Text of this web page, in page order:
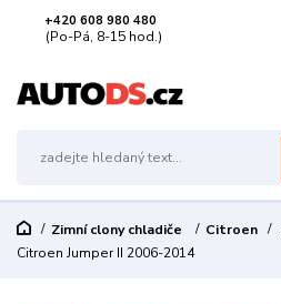
+420 608 980 480
(Po-Pá, 8-15 hod.)
Zimní clony chladiče Citroen
Citroen Jumper II 2006-2014